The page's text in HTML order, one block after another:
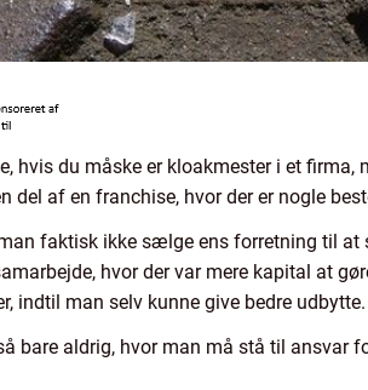
hvis du måske er kloakmester i et
del af en franchise, hvor der er nogle
faktisk ikke sælge ens forretning til at
hvor der var mere kapital at
indtil man selv kunne give bedre udbytte.
bare aldrig, hvor man må stå til ansvar